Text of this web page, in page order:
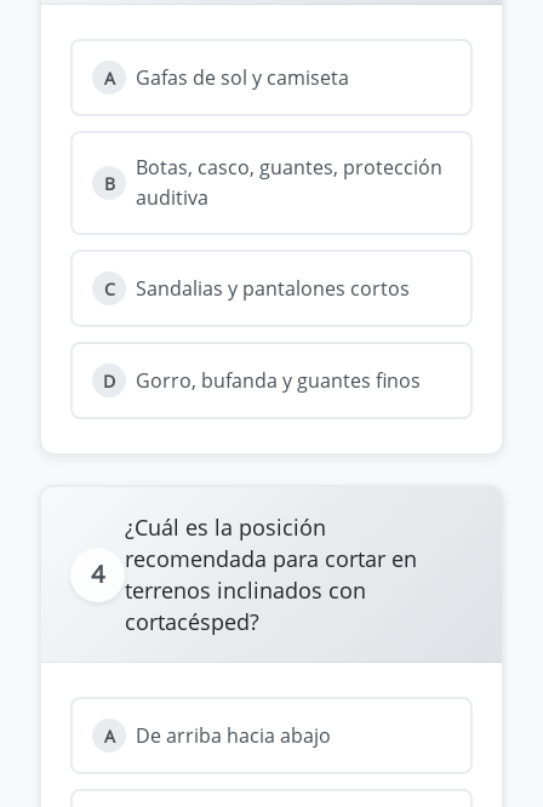
A Gafas de sol y camiseta
B
Botas, casco, guantes, protección
auditiva
C Sandalias y pantalones cortos
D Gorro, bufanda y guantes finos
4
¿Cuál es la posición
recomendada para cortar en
terrenos inclinados con
cortacésped?
A De arriba hacia abajo